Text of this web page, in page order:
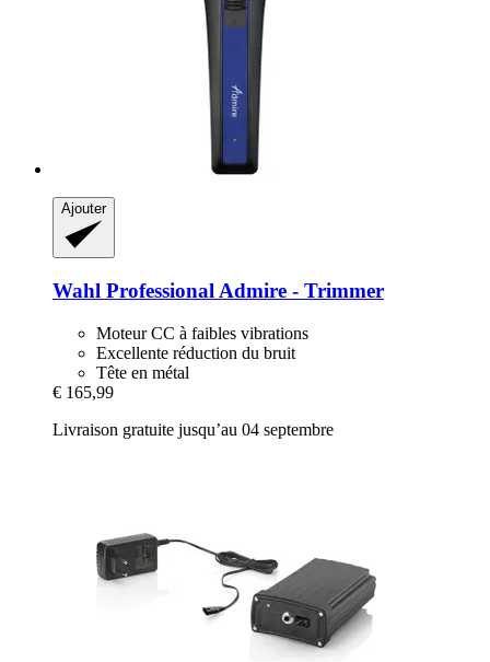
Ajouter
Wahl Professional Admire -​ Trimmer
Moteur CC à faibles vibrations
Excellente réduction du bruit
Tête en métal
€ 165,99
Livraison gratuite jusqu’au 04 septembre